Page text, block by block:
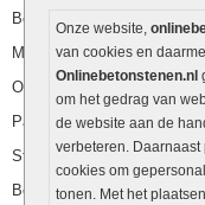
Onze website,
van cookies en
Onlinebetonstenen.nl
om het gedrag van
de website aan de
verbeteren.
cookies om
tonen. Met het
Betonbielzen
Muurstenen
Opsluitbanden
Palissaden
Stapelblokken
Betonblokken